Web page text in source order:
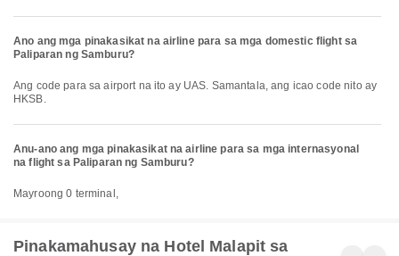
Ano ang mga pinakasikat na airline para sa mga domestic flight sa
Paliparan ng Samburu?
Ang code para sa airport na ito ay UAS. Samantala, ang icao code nito ay
HKSB.
Anu-ano ang mga pinakasikat na airline para sa mga internasyonal
na flight sa Paliparan ng Samburu?
Mayroong 0 terminal,
Pinakamahusay na Hotel Malapit sa